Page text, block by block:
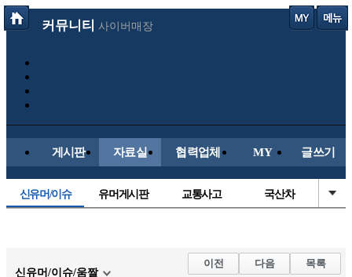
커뮤니티 사이버매장
게시판 자료실 협력업체 MY 글쓰기
신유머/이슈 유머게시판 교통사고 국산차
자유사진 군사/무기
신유머/이슈/움짤
이전 다음 목록